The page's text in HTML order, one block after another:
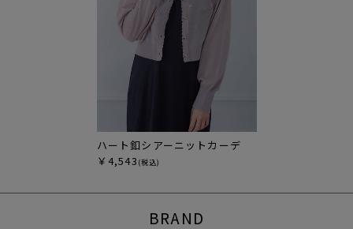
ハート釦シアーニットカーデ
￥4,543 (税込)
BRAND